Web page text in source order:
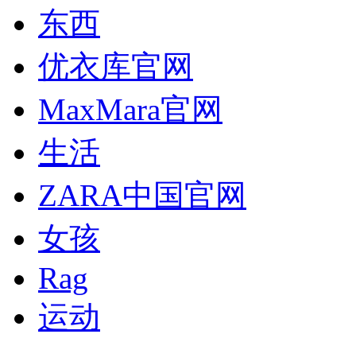
东西
优衣库官网
MaxMara官网
生活
ZARA中国官网
女孩
Rag
运动